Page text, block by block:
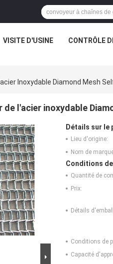
VISITE D'USINE CONTRÔLE
Inoxydable Diamond Mesh
de l'acier inoxydable
Détails sur le
Lieu d'origine:
Nom de
Conditions
Quantité de
Prix:
Détails
Conditions de
Capacité